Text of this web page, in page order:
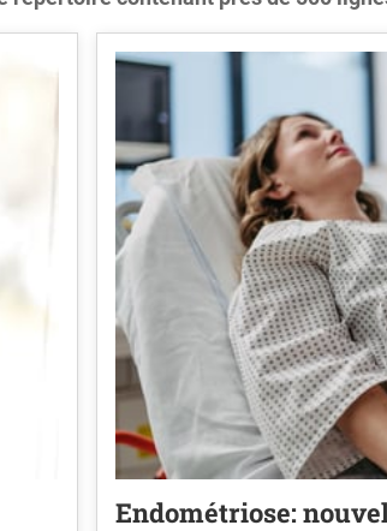
Endométriose: